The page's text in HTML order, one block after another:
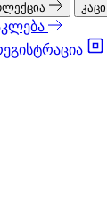
კაცი